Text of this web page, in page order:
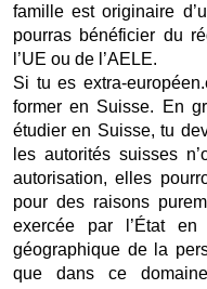
famille est originaire
pourras bénéficier du
l’UE ou de l’AELE.
Si tu es extra-
former en Suisse. En
étudier en Suisse, tu
les autorités suisses
autorisation, elles
pour des raisons
exercée par l’État
géographique de la
que dans ce